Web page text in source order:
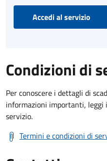
Accedi al servizio
Condizioni di
Per conoscere i dettagli di
informazioni importanti, leggi
servizio.
Termini e condizioni di